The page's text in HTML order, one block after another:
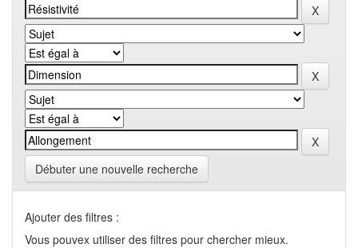
Débuter une nouvelle recherche
Ajouter des filtres :
Vous pouvex utiliser des filtres pour chercher mieux.